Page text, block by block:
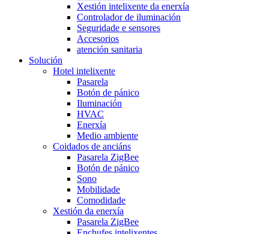
Xestión intelixente da enerxía
Controlador de iluminación
Seguridade e sensores
Accesorios
atención sanitaria
Solución
Hotel intelixente
Pasarela
Botón de pánico
Iluminación
HVAC
Enerxía
Medio ambiente
Coidados de anciáns
Pasarela ZigBee
Botón de pánico
Sono
Mobilidade
Comodidade
Xestión da enerxía
Pasarela ZigBee